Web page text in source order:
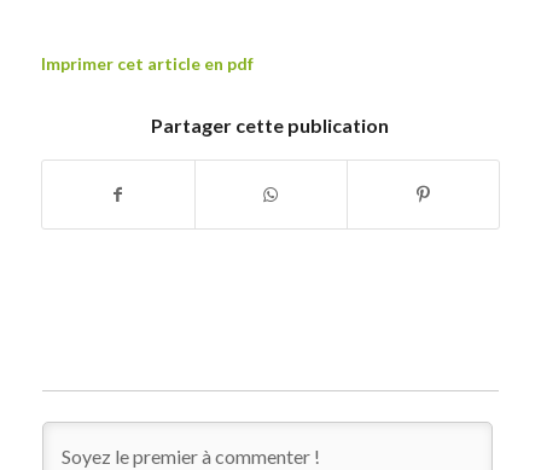
Imprimer cet article en pdf
Partager cette publication